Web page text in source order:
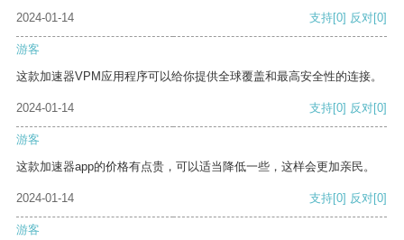
2024-01-14
支持[0] 反对[0]
游客
这款加速器VPM应用程序可以给你提供全球覆盖和最高安全性的连接。
2024-01-14 支持[0] 反对[0]
游客
这款加速器app的价格有点贵，可以适当降低一些，这样会更加亲民。
2024-01-14 支持[0] 反对[0]
游客